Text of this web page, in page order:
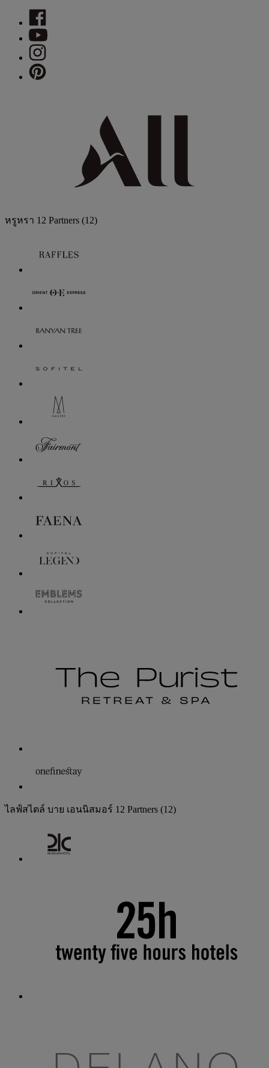
หรูหรา 12 Partners (12)
ไลฟ์สไตล์ บาย เอนนิสมอร์ 12 Partners (12)